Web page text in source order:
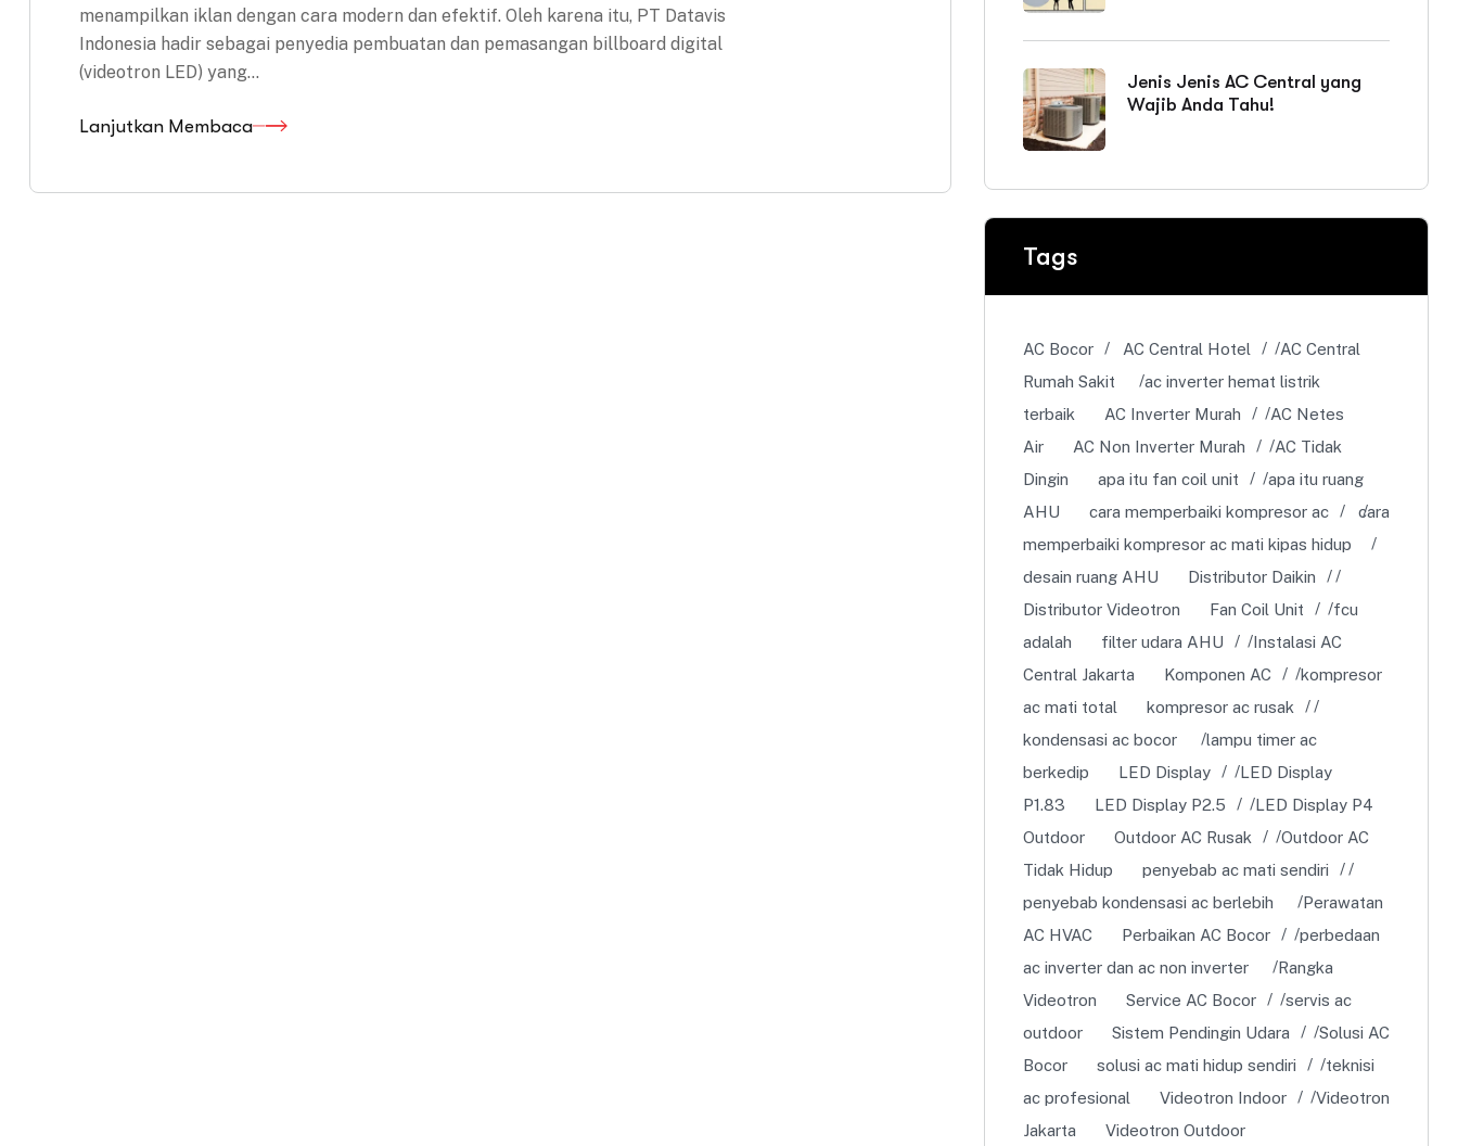
menampilkan iklan dengan cara modern dan efektif. Oleh karena itu, PT Datavis
Indonesia hadir sebagai penyedia pembuatan dan pemasangan billboard digital
(videotron LED) yang…
Lanjutkan Membaca
Jenis Jenis AC Central yang
Wajib Anda Tahu!
Tags
AC Bocor AC Central Hotel
AC Central
Rumah Sakit
ac inverter hemat listrik
terbaik
AC Inverter Murah
AC Netes
Air
AC Non Inverter Murah
AC Tidak
Dingin
apa itu fan coil unit
apa itu ruang
AHU
cara memperbaiki kompresor ac
cara
memperbaiki kompresor ac mati kipas hidup
desain ruang AHU
Distributor Daikin
Distributor Videotron
Fan Coil Unit
fcu
adalah
filter udara AHU
Instalasi AC
Central Jakarta
Komponen AC
kompresor
ac mati total
kompresor ac rusak
kondensasi ac bocor
lampu timer ac
berkedip
LED Display
LED Display
P1.83
LED Display P2.5
LED Display P4
Outdoor
Outdoor AC Rusak
Outdoor AC
Tidak Hidup
penyebab ac mati sendiri
penyebab kondensasi ac berlebih
Perawatan
AC HVAC
Perbaikan AC Bocor
perbedaan
ac inverter dan ac non inverter
Rangka
Videotron
Service AC Bocor
servis ac
outdoor
Sistem Pendingin Udara
Solusi AC
Bocor
solusi ac mati hidup sendiri
teknisi
ac profesional
Videotron Indoor
Videotron
Jakarta
Videotron Outdoor